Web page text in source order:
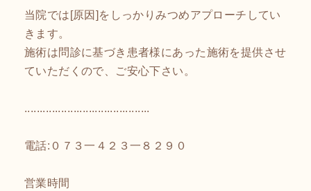
当院では[原因]をしっかりみつめアプローチしてい
きます。
施術は問診に基づき患者様にあった施術を提供させ
ていただくので、ご安心下さい。
.........................................
電話:０７３一４２３一８２９０
営業時間